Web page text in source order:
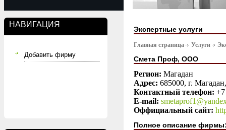
НАВИГАЦИЯ
Добавить фирму
Экспертные услуги
Главная страница Услуги
Смета Проф, ООО
Регион: Магадан
Адрес: 685000, г.
Контактный телефон:
E-mail:
Оффициальный сайт:
Полное описание